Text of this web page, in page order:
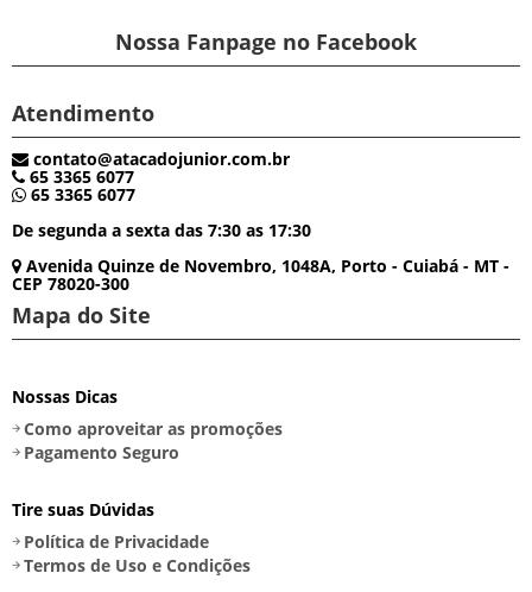
Nossa Fanpage no Facebook
Atendimento
contato@atacadojunior.com.br
65 3365 6077
65 3365 6077
De segunda a sexta das 7:30 as 17:30
Avenida Quinze de Novembro, 1048A, Porto - Cuiabá - MT -
CEP 78020-300
Mapa do Site
Nossas Dicas
Como aproveitar as promoções
Pagamento Seguro
Tire suas Dúvidas
Política de Privacidade
Termos de Uso e Condições